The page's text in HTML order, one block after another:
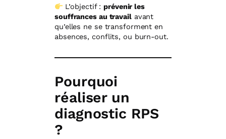
L’objectif :prévenir les
souffrances au travailavant
qu’elles ne se transforment en
absences, conflits, ou burn-out.
Pourquoi
réaliser un
diagnostic RPS
?